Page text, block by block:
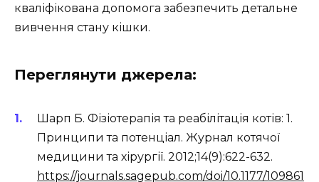
кваліфікована допомога забезпечить детальне
вивчення стану кішки.
Переглянути джерела:
Шарп Б. Фізіотерапія та реабілітація котів: 1.
Принципи та потенціал. Журнал котячої
медицини та хірургії. 2012;14(9):622-632.
https://journals.sagepub.com/doi/10.1177/109861